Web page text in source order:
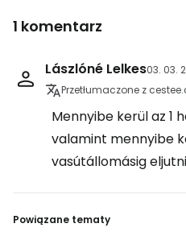
1 komentarz
Lászlóné Lelkes03. 03.
Przetłumaczone z
Mennyibe kerül az 1
valamint mennyibe
vasútállomásig
Powiązane tematy